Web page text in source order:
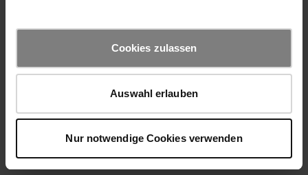
Cookies zulassen
Auswahl erlauben
Nur notwendige Cookies verwenden